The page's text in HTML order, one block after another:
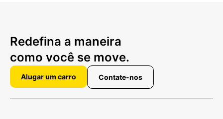
Redefina a maneira
como você se move.
Alugar um carro Contate-nos